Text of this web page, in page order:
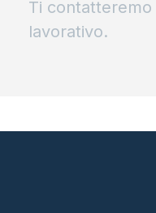
Ti
lavorativo.